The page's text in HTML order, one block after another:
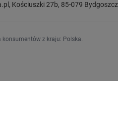
, Kościuszki 27b, 85-079 Bydgoszcz
konsumentów z kraju: Polska